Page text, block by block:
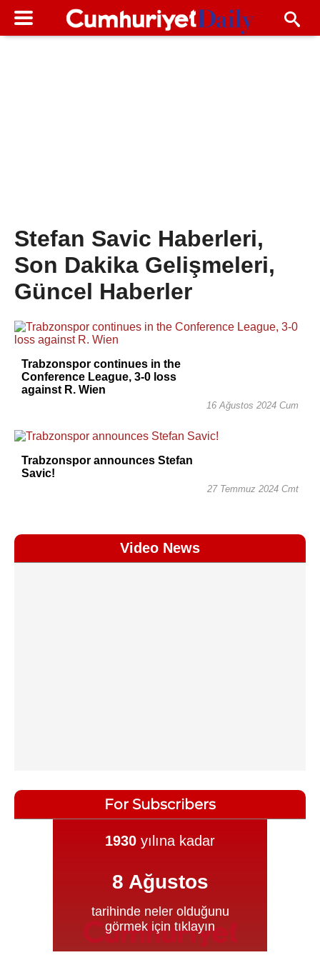
Stefan Savic Haberleri,
Son Dakika Gelişmeleri,
Güncel Haberler
Trabzonspor continues in the
Conference League, 3-0 loss
against R. Wien
16 Ağustos 2024 Cum
Trabzonspor announces Stefan
Savic!
27 Temmuz 2024 Cmt
Video News